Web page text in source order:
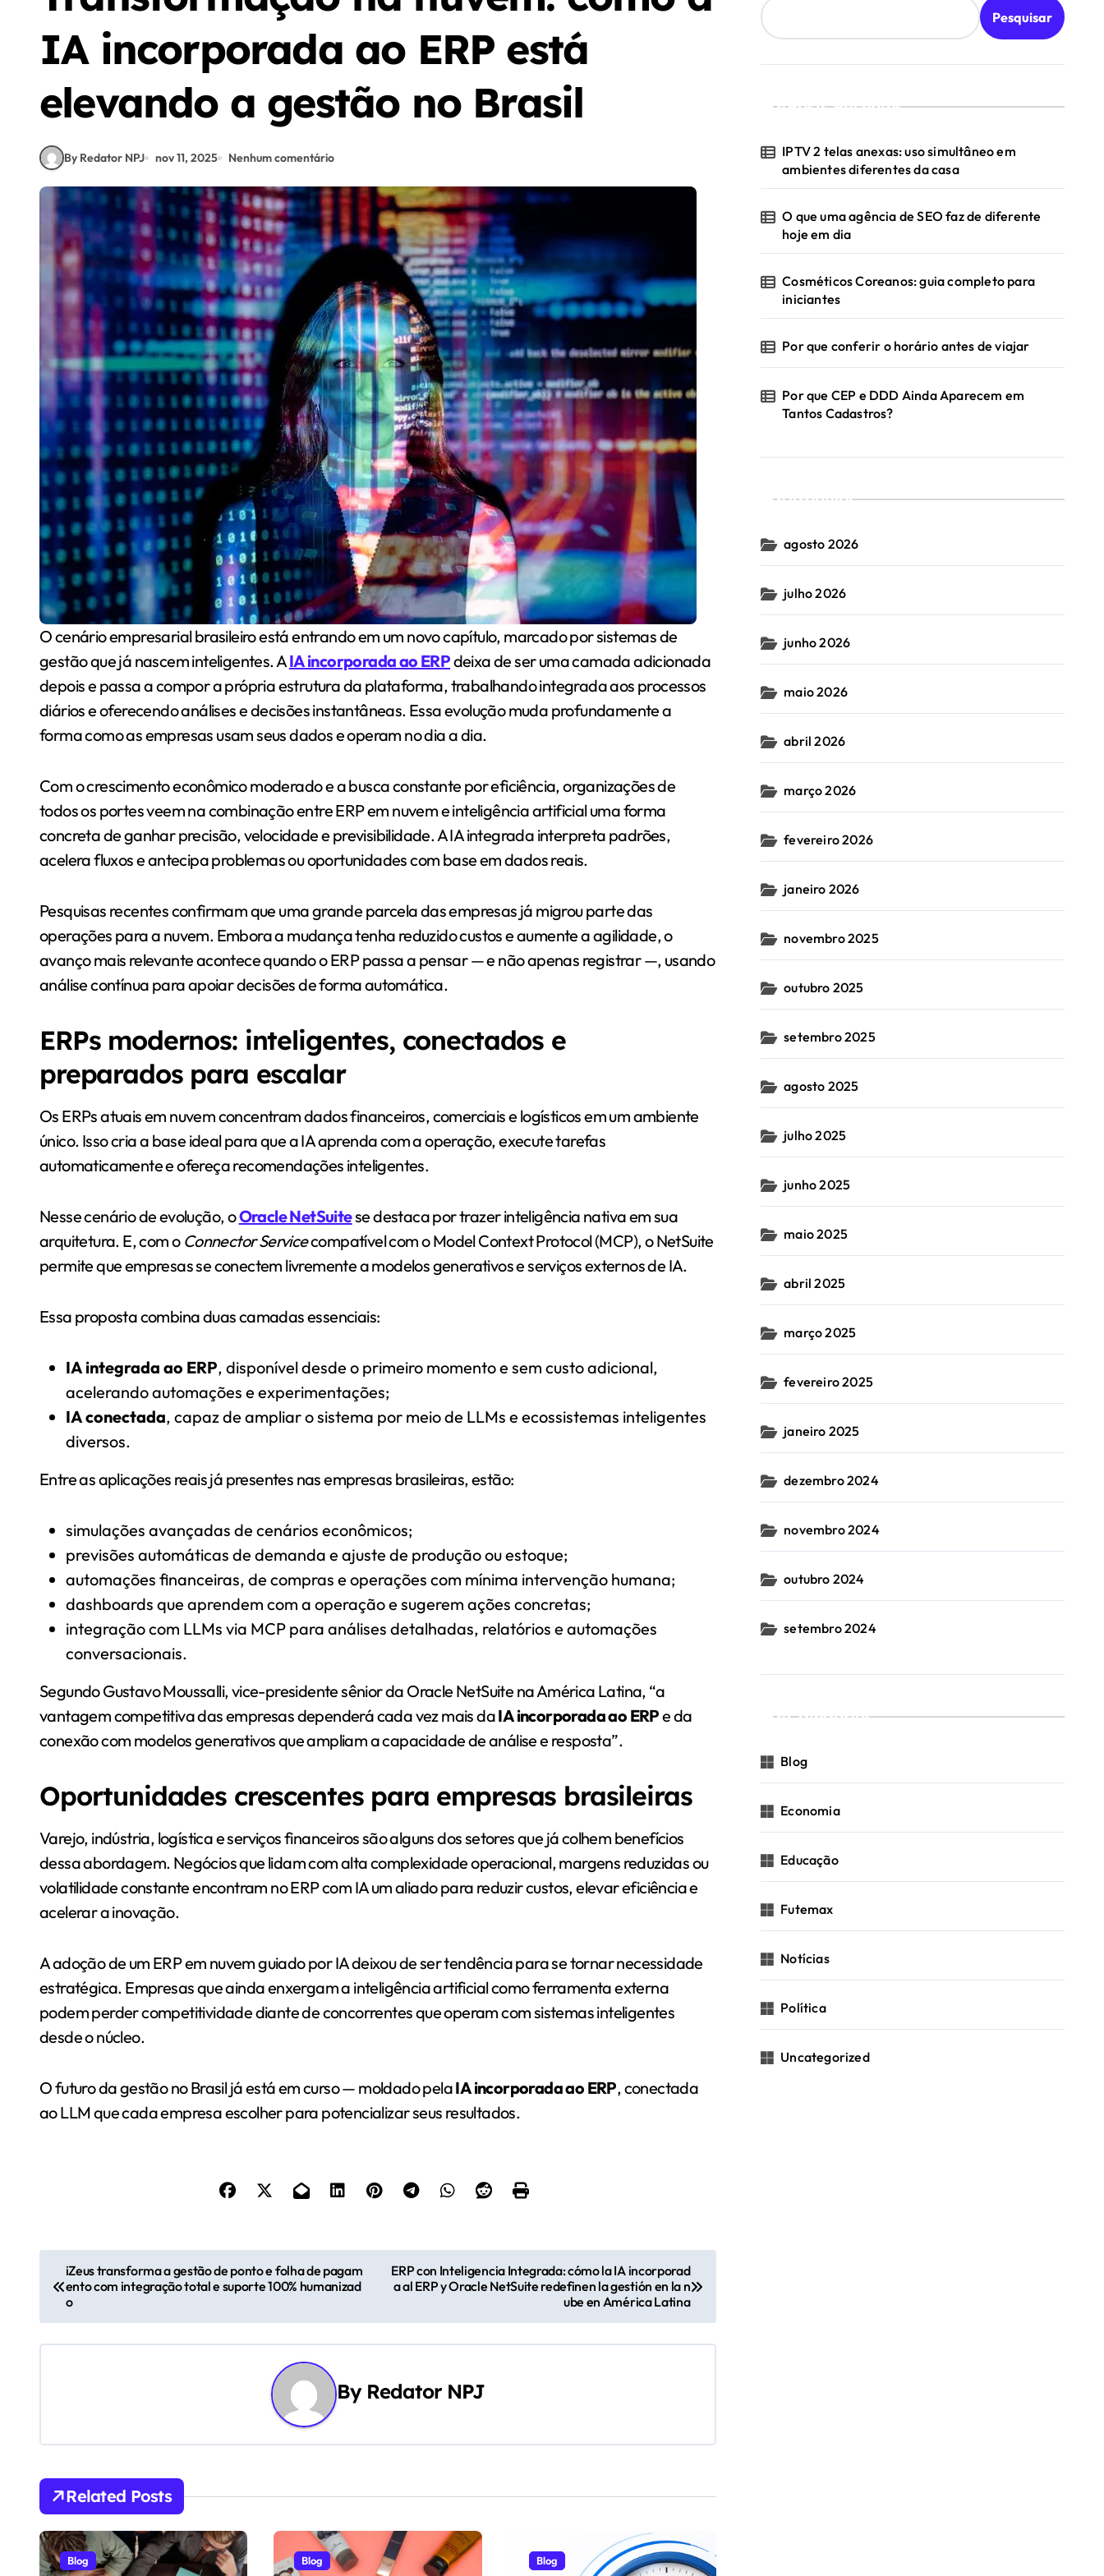
IA incorporada ao ERP está
elevando a gestão no Brasil
By Redator NPJ nov 11, 2025 Nenhum comentário
O cenário empresarial brasileiro está entrando em um novo capítulo, marcado por sistemas de
gestão que já nascem inteligentes. AIA incorporada ao ERPdeixa de ser uma camada adicionada
depois e passa a compor a própria estrutura da plataforma, trabalhando integrada aos processos
diários e oferecendo análises e decisões instantâneas. Essa evolução muda profundamente a
forma como as empresas usam seus dados e operam no dia a dia.
Com o crescimento econômico moderado e a busca constante por eficiência, organizações de
todos os portes veem na combinação entre ERP em nuvem e inteligência artificial uma forma
concreta de ganhar precisão, velocidade e previsibilidade. A IA integrada interpreta padrões,
acelera fluxos e antecipa problemas ou oportunidades com base em dados reais.
Pesquisas recentes confirmam que uma grande parcela das empresas já migrou parte das
operações para a nuvem. Embora a mudança tenha reduzido custos e aumente a agilidade, o
avanço mais relevante acontece quando o ERP passa a pensar — e não apenas registrar —, usando
análise contínua para apoiar decisões de forma automática.
ERPs modernos: inteligentes, conectados e
preparados para escalar
Os ERPs atuais em nuvem concentram dados financeiros, comerciais e logísticos em um ambiente
único. Isso cria a base ideal para que a IA aprenda com a operação, execute tarefas
automaticamente e ofereça recomendações inteligentes.
Nesse cenário de evolução, oOracle NetSuitese destaca por trazer inteligência nativa em sua
arquitetura. E, com o Connector Servicecompatível com o Model Context Protocol (MCP), o NetSuite
permite que empresas se conectem livremente a modelos generativos e serviços externos de IA.
Essa proposta combina duas camadas essenciais:
IA integrada ao ERP, disponível desde o primeiro momento e sem custo adicional,
acelerando automações e experimentações;
IA conectada, capaz de ampliar o sistema por meio de LLMs e ecossistemas inteligentes
diversos.
Entre as aplicações reais já presentes nas empresas brasileiras, estão:
simulações avançadas de cenários econômicos;
previsões automáticas de demanda e ajuste de produção ou estoque;
automações financeiras, de compras e operações com mínima intervenção humana;
dashboards que aprendem com a operação e sugerem ações concretas;
integração com LLMs via MCP para análises detalhadas, relatórios e automações
conversacionais.
Segundo Gustavo Moussalli, vice-presidente sênior da Oracle NetSuite na América Latina, “a
vantagem competitiva das empresas dependerá cada vez mais daIA incorporada ao ERPe da
conexão com modelos generativos que ampliam a capacidade de análise e resposta”.
Oportunidades crescentes para empresas brasileiras
Varejo, indústria, logística e serviços financeiros são alguns dos setores que já colhem benefícios
dessa abordagem. Negócios que lidam com alta complexidade operacional, margens reduzidas ou
volatilidade constante encontram no ERP com IA um aliado para reduzir custos, elevar eficiência e
acelerar a inovação.
A adoção de um ERP em nuvem guiado por IA deixou de ser tendência para se tornar necessidade
estratégica. Empresas que ainda enxergam a inteligência artificial como ferramenta externa
podem perder competitividade diante de concorrentes que operam com sistemas inteligentes
desde o núcleo.
O futuro da gestão no Brasil já está em curso — moldado pelaIA incorporada ao ERP, conectada
ao LLM que cada empresa escolher para potencializar seus resultados.
a
v
a
ã
o
d
iZeus transforma a gestão de ponto e folha de pagam
ento com integração total e suporte 100% humanizad
o
ERP con Inteligencia Integrada: cómo la IA incorporad
a al ERP y Oracle NetSuite redefinen la gestión en la n
ube en América Latina
By Redator NPJ
Related Posts
Blog Blog Blog
Pesquisar
Posts Recentes
IPTV 2 telas anexas: uso simultâneo em
ambientes diferentes da casa
O que uma agência de SEO faz de diferente
hoje em dia
Cosméticos Coreanos: guia completo para
iniciantes
Por que conferir o horário antes de viajar
Por que CEP e DDD Ainda Aparecem em
Tantos Cadastros?
Arquivos
agosto 2026
julho 2026
junho 2026
maio 2026
abril 2026
março 2026
fevereiro 2026
janeiro 2026
novembro 2025
outubro 2025
setembro 2025
agosto 2025
julho 2025
junho 2025
maio 2025
abril 2025
março 2025
fevereiro 2025
janeiro 2025
dezembro 2024
novembro 2024
outubro 2024
setembro 2024
Categorias
Blog
Economia
Educação
Futemax
Notícias
Política
Uncategorized